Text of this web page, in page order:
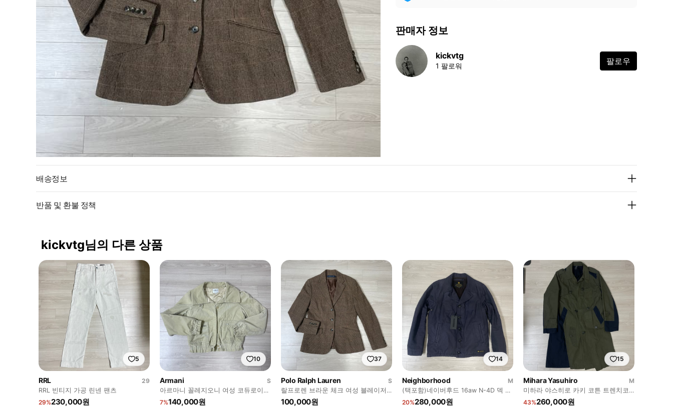
판매자 정보
kickvtg
1 팔로워 팔로우
배송정보
반품 및 환불 정책
kickvtg님의 다른 상품
5
RRL
29
RRL 빈티지 가공 린넨 팬츠
29%230,000원
10
Armani
S
아르마니 꼴레지오니 여성 코듀로이
자켓
7%140,000원
37
Polo Ralph Lauren
S
랄프로렌 브라운 체크 여성 블레이저
자켓
100,000원
14
Neighborhood
M
(택포함)네이버후드 16aw N-4D 덱 자
켓
20%280,000원
15
Mihara Yasuhiro
M
미하라 야스히로 카키 코튼 트렌치코
트
43%260,000원